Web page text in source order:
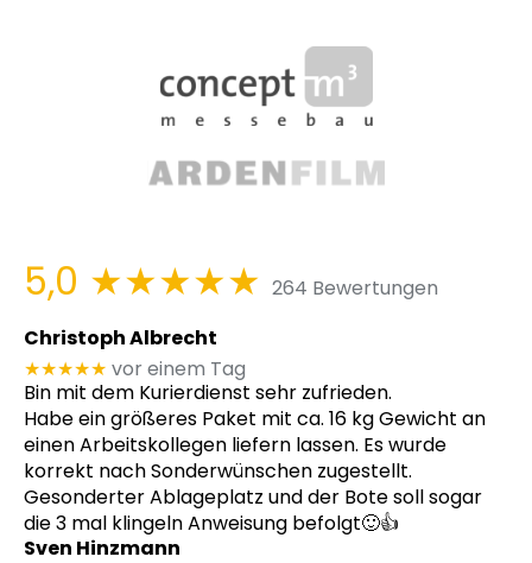
5,0 ★★★★★ 264 Bewertungen
Christoph Albrecht
★★★★★ vor einem Tag
Bin mit dem Kurierdienst sehr zufrieden.
Habe ein größeres Paket mit ca. 16 kg Gewicht an
einen Arbeitskollegen liefern lassen. Es wurde
korrekt nach Sonderwünschen zugestellt.
Gesonderter Ablageplatz und der Bote soll sogar
die 3 mal klingeln Anweisung befolgt🙂👍
Sven Hinzmann